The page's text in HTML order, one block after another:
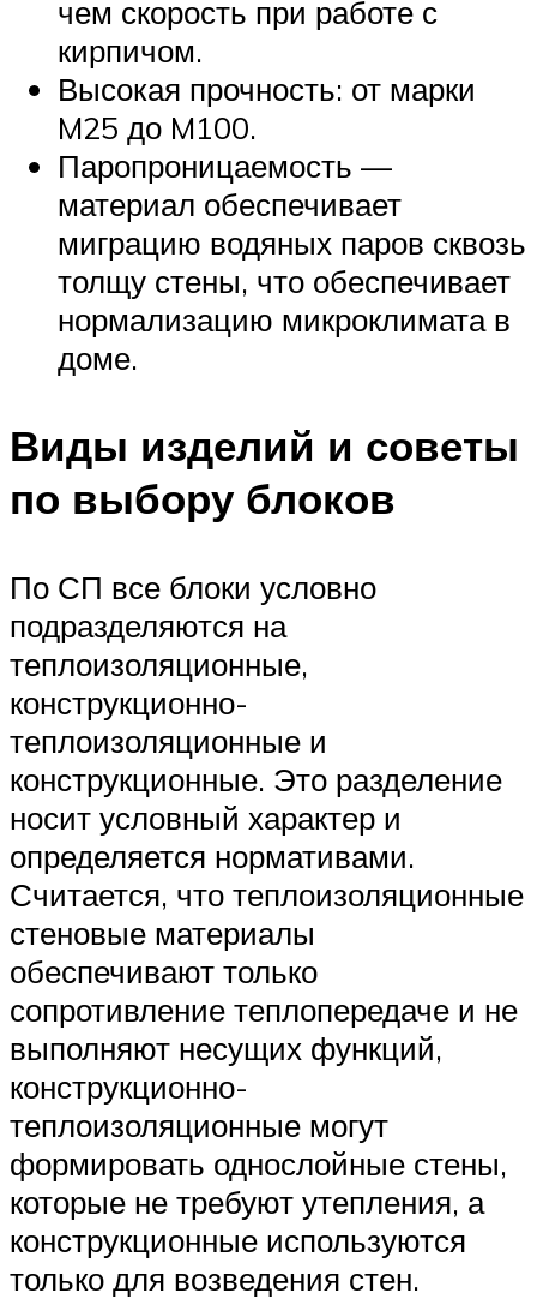
чем скорость при работе с
кирпичом.
Высокая прочность: от марки
M25 до M100.
Паропроницаемость —
материал обеспечивает
миграцию водяных паров сквозь
толщу стены, что обеспечивает
нормализацию микроклимата в
доме.
Виды изделий и советы
по выбору блоков
По СП все блоки условно
подразделяются на
теплоизоляционные,
конструкционно-
теплоизоляционные и
конструкционные. Это разделение
носит условный характер и
определяется нормативами.
Считается, что теплоизоляционные
стеновые материалы
обеспечивают только
сопротивление теплопередаче и не
выполняют несущих функций,
конструкционно-
теплоизоляционные могут
формировать однослойные стены,
которые не требуют утепления, а
конструкционные используются
только для возведения стен.